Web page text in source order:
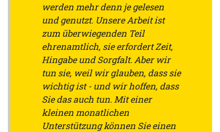
werden mehr denn je gelesen
und genutzt. Unsere Arbeit ist
zum überwiegenden Teil
ehrenamtlich, sie erfordert Zeit,
Hingabe und Sorgfalt. Aber wir
tun sie, weil wir glauben, dass sie
wichtig ist - und wir hoffen, dass
Sie das auch tun. Mit einer
kleinen monatlichen
Unterstützung können Sie einen